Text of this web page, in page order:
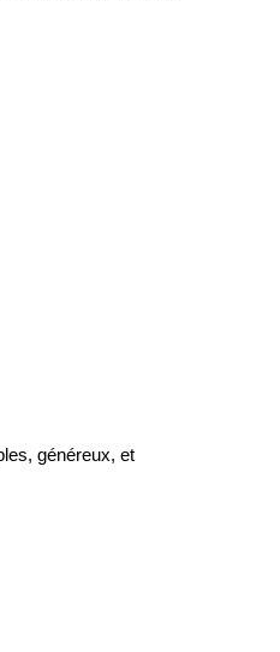
généreux, et